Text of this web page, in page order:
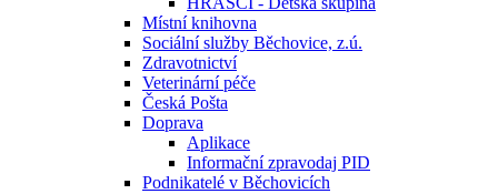
Místní knihovna
Sociální služby Běchovice, z.ú.
Zdravotnictví
Veterinární péče
Česká Pošta
Doprava
Aplikace
Informační zpravodaj PID
Podnikatelé v Běchovicích